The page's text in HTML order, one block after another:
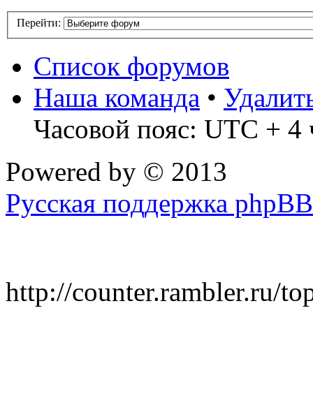
Перейти:
Список форумов
Наша команда •
Часовой пояс: UTC + 4
Powered by © 2013
Русская поддержка phpBB
http://counter.rambler.ru/